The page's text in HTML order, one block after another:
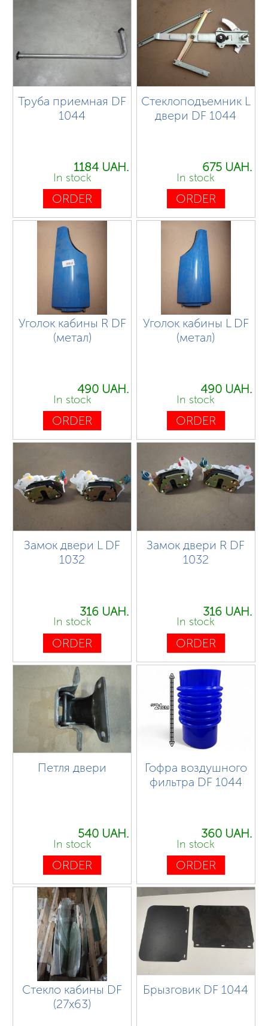
Труба приемная DF
1044
1184 UAH.
In stock
ORDER
Стеклоподъемник L
двери DF 1044
675 UAH.
In stock
ORDER
Уголок кабины R DF
(метал)
490 UAH.
In stock
ORDER
Уголок кабины L DF
(метал)
490 UAH.
In stock
ORDER
Замок двери L DF
1032
316 UAH.
In stock
ORDER
Замок двери R DF
1032
316 UAH.
In stock
ORDER
Петля двери
540 UAH.
In stock
ORDER
Гофра воздушного
фильтра DF 1044
360 UAH.
In stock
ORDER
Стекло кабины DF
(27х63)
Брызговик DF 1044